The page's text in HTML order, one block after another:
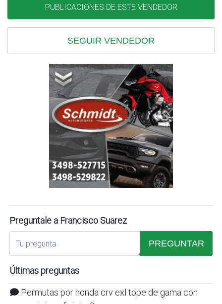
PUBLICACIONES DE ESTE VENDEDOR
SEGUIR VENDEDOR
Preguntale a Francisco Suarez
PREGUNTAR
Últimas preguntas
Permutas por honda crv exl tope de gama con